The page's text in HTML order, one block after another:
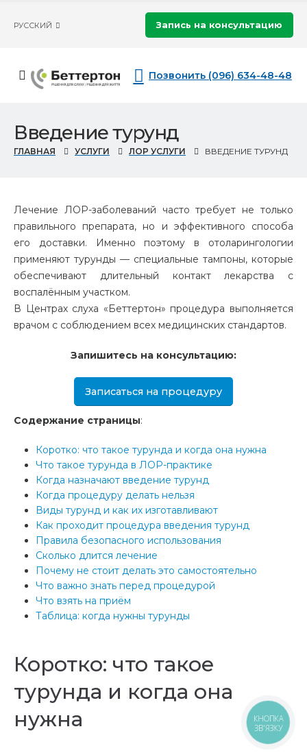
РУССКИЙ Запись на консультацию
Позвонить (096) 634-48-48
Введение турунд
ГЛАВНАЯ УСЛУГИ ЛОР УСЛУГИ ВВЕДЕНИЕ ТУРУНД
Лечение ЛОР-заболеваний часто требует не только
правильного препарата, но и эффективного способа
его доставки. Именно поэтому в отоларингологии
применяют турунды — специальные тампоны, которые
обеспечивают длительный контакт лекарства с
воспалённым участком.
В Центрах слуха «Беттертон» процедура выполняется
врачом с соблюдением всех медицинских стандартов.
Запишитесь на консультацию:
Записаться на процедуру
Содержание страницы:
Коротко: что такое турунда и когда она нужна
Что такое турунда в ЛОР-практике
Когда назначают введение турунд
Когда процедуру делать нельзя
Виды турунд и как их изготавливают
Как проходит процедура введения турунд
Правила безопасного использования
Сколько длится лечение
Почему не стоит делать это самостоятельно
Что важно знать перед процедурой
Что взять на приём
Таблица: когда нужны турунды
Коротко: что такое
турунда и когда она
нужна
КНОПКА
ЗВ'ЯЗКУ